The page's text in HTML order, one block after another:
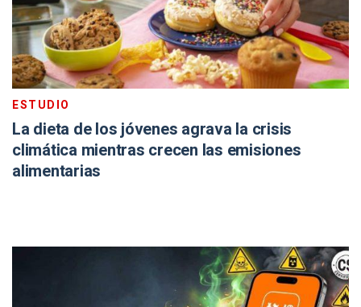
ESTUDIO
La dieta de los jóvenes agrava la crisis
climática mientras crecen las emisiones
alimentarias